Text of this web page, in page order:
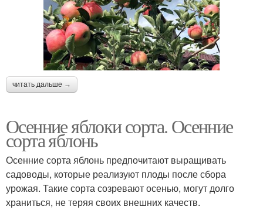
читать дальше →
Осенние яблоки сорта. Осенние
сорта яблонь
Осенние сорта яблонь предпочитают выращивать
садоводы, которые реализуют плоды после сбора
урожая. Такие сорта созревают осенью, могут долго
храниться, не теряя своих внешних качеств.